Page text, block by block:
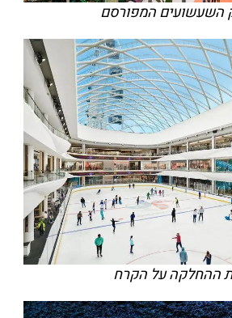
השעשועים המפורסם
ההחלקה על הקרח